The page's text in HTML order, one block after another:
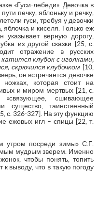
«Гуси-лебеди». Девочка в
печку, яблоньку и речку,
гуси, требуя у девочки
яблочка и киселя. Только еж
указывает верную дорогу,
из другой сказки [25, с.
отражение в русских
клубок с иголками,
скрючился клубочком [10,
он встречается девочке
которая стоит на
и миром мертвых [21, с.
сшивающее
существо, таинственный
с. 326-327]. На эту функцию
ежовых игл – спицы [22, т.
утром посреди зимы» С.Г.
мудрым зверем. Именно
чтобы понять, топить
выводу, что в такую погоду